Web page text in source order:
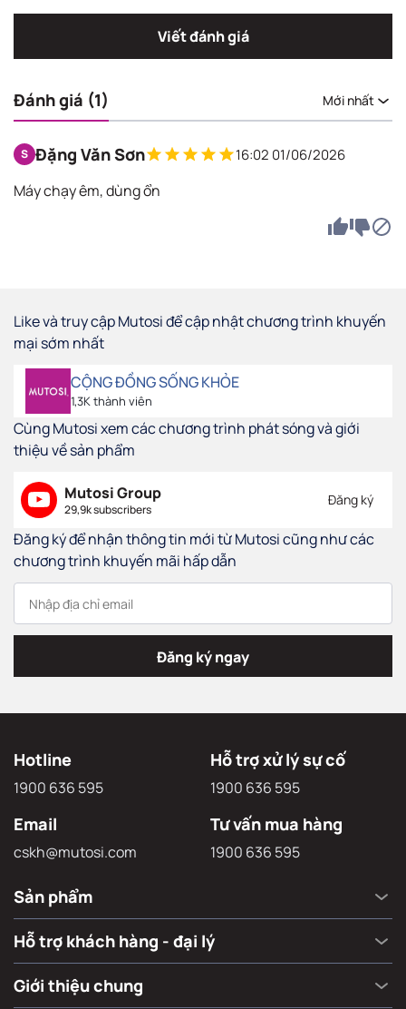
Viết đánh giá
Đánh giá (1) Mới nhất
S Đặng Văn Sơn 16:02 01/06/2026
Máy chạy êm, dùng ổn
Like và truy cập Mutosi để cập nhật chương trình khuyến
mại sớm nhất
CỘNG ĐỒNG SỐNG KHỎE
Cùng Mutosi xem các chương trình phát sóng và giới
Mutosi Group
29,9k subscribers
Đăng ký để nhận thông tin mới từ Mutosi cũng như các
chương trình khuyến mãi hấp dẫn
Hotline
1900 636 595
Hỗ trợ xử lý sự cố
1900 636 595
Email
cskh@mutosi.com